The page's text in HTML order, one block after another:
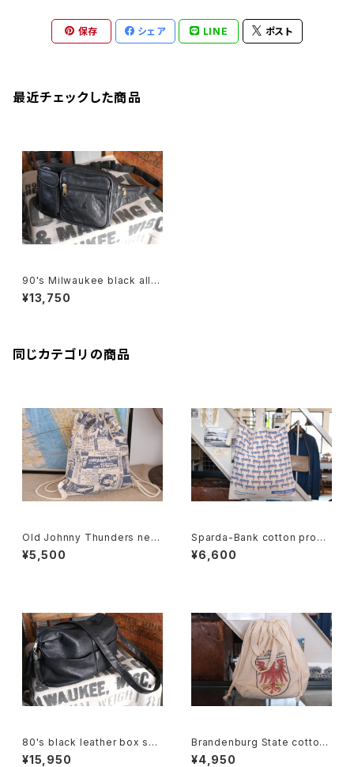
保存 シェア LINE ポスト
最近チェックした商品
90's Milwaukee black all-l
eather fanny Pack
¥13,750
同じカテゴリの商品
Old Johnny Thunders new
spaper printed canvas Kna
psack
¥5,500
Sparda-Bank cotton prom
otional shoulder Bag
¥6,600
80's black leather box sho
ulder Bag w/ tassel accent
¥15,950
Brandenburg State cotton
souvenir drawstring Bag
¥4,950